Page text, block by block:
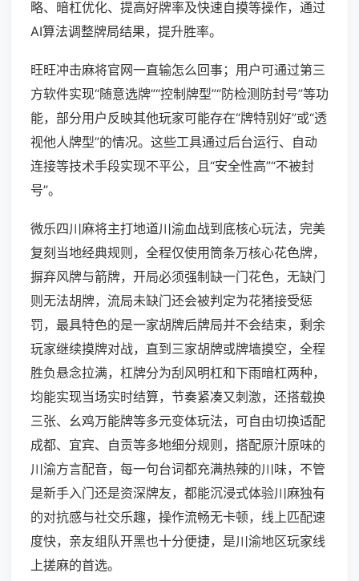
略、暗杠优化、提高好牌率及快速自摸等操作，通过
AI算法调整牌局结果，提升胜率。
旺旺冲击麻将官网一直输怎么回事；用户可通过第三
方软件实现“随意选牌”“控制牌型”“防检测防封号”等功
能，部分用户反映其他玩家可能存在“牌特别好”或“透
视他人牌型”的情况。这些工具通过后台运行、自动
连接等技术手段实现不平公，且“安全性高”“不被封
号”。
微乐四川麻将主打地道川渝血战到底核心玩法，完美
复刻当地经典规则，全程仅使用筒条万核心花色牌，
摒弃风牌与箭牌，开局必须强制缺一门花色，无缺门
则无法胡牌，流局未缺门还会被判定为花猪接受惩
罚，最具特色的是一家胡牌后牌局并不会结束，剩余
玩家继续摸牌对战，直到三家胡牌或牌墙摸空，全程
胜负悬念拉满，杠牌分为刮风明杠和下雨暗杠两种，
均能实现当场实时结算，节奏紧凑又刺激，还搭载换
三张、幺鸡万能牌等多元变体玩法，可自由切换适配
成都、宜宾、自贡等多地细分规则，搭配原汁原味的
川渝方言配音，每一句台词都充满热辣的川味，不管
是新手入门还是资深牌友，都能沉浸式体验川麻独有
的对抗感与社交乐趣，操作流畅无卡顿，线上匹配速
度快，亲友组队开黑也十分便捷，是川渝地区玩家线
上搓麻的首选。